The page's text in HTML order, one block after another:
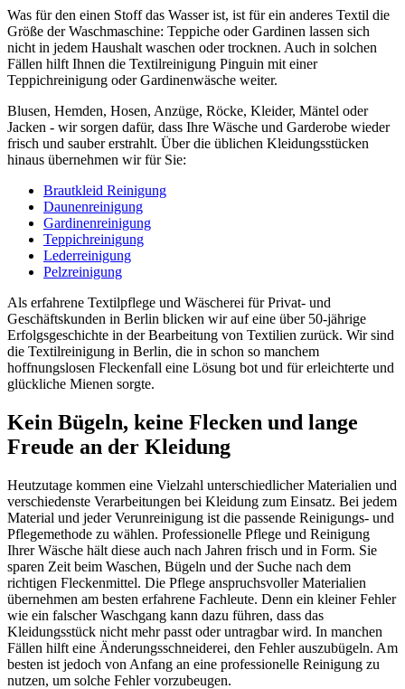
Was für den einen Stoff das Wasser ist, ist für ein anderes Textil die
Größe der Waschmaschine: Teppiche oder Gardinen lassen sich
nicht in jedem Haushalt waschen oder trocknen. Auch in solchen
Fällen hilft Ihnen die Textilreinigung Pinguin mit einer
Teppichreinigung oder Gardinenwäsche weiter.
Blusen, Hemden, Hosen, Anzüge, Röcke, Kleider, Mäntel oder
Jacken - wir sorgen dafür, dass Ihre Wäsche und Garderobe wieder
frisch und sauber erstrahlt. Über die üblichen Kleidungsstücken
hinaus übernehmen wir für Sie:
Brautkleid Reinigung
Daunenreinigung
Gardinenreinigung
Teppichreinigung
Lederreinigung
Pelzreinigung
Als erfahrene Textilpflege und Wäscherei für Privat- und
Geschäftskunden in Berlin blicken wir auf eine über 50-jährige
Erfolgsgeschichte in der Bearbeitung von Textilien zurück. Wir sind
die Textilreinigung in Berlin, die in schon so manchem
hoffnungslosen Fleckenfall eine Lösung bot und für erleichterte und
glückliche Mienen sorgte.
Kein Bügeln, keine Flecken und lange
Freude an der Kleidung
Heutzutage kommen eine Vielzahl unterschiedlicher Materialien und
verschiedenste Verarbeitungen bei Kleidung zum Einsatz. Bei jedem
Material und jeder Verunreinigung ist die passende Reinigungs- und
Pflegemethode zu wählen. Professionelle Pflege und Reinigung
Ihrer Wäsche hält diese auch nach Jahren frisch und in Form. Sie
sparen Zeit beim Waschen, Bügeln und der Suche nach dem
richtigen Fleckenmittel. Die Pflege anspruchsvoller Materialien
übernehmen am besten erfahrene Fachleute. Denn ein kleiner Fehler
wie ein falscher Waschgang kann dazu führen, dass das
Kleidungsstück nicht mehr passt oder untragbar wird. In manchen
Fällen hilft eine Änderungsschneiderei, den Fehler auszubügeln. Am
besten ist jedoch von Anfang an eine professionelle Reinigung zu
nutzen, um solche Fehler vorzubeugen.